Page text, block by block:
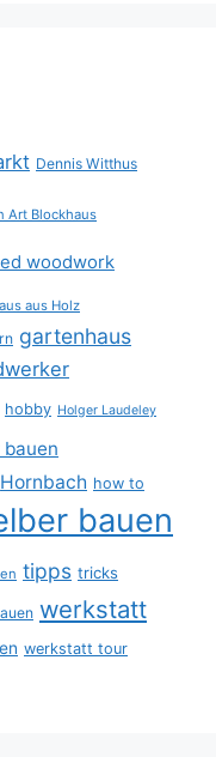
Dennis Witthus
Art Blockhaus
woodwork
aus Holz
gartenhaus
hobby Holger Laudeley
Hornbach how to
bauen
tipps tricks
werkstatt
werkstatt tour